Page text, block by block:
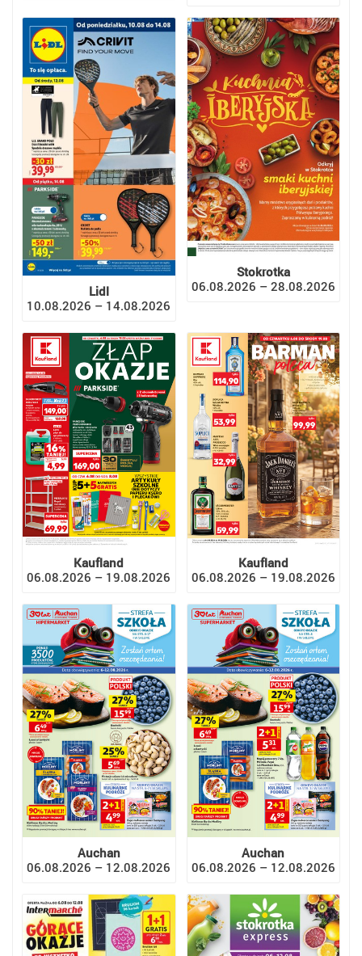
Lidl
10.08.2026 – 14.08.2026
Stokrotka
06.08.2026 – 28.08.2026
Kaufland
06.08.2026 – 19.08.2026
Kaufland
06.08.2026 – 19.08.2026
Auchan
06.08.2026 – 12.08.2026
Auchan
06.08.2026 – 12.08.2026